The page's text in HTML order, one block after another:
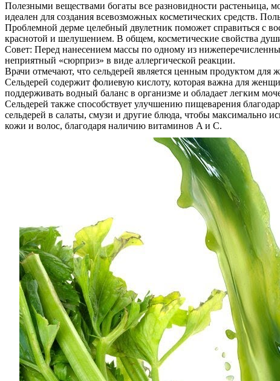
Полезными веществами богаты все разновидности растеньица,
идеален для создания всевозможных косметических средств.
Проблемной дерме целебный двулетник поможет справиться с
краснотой и шелушением. В общем, косметические свойства
Совет: Перед нанесением массы по одному из
неприятный «сюрприз» в виде аллергической реакции.
Врачи отмечают, что сельдерей является ценным продуктом
Сельдерей содержит фолиевую кислоту, которая важна для
поддерживать водный баланс в организме и обладает легким
Сельдерей также способствует улучшению пищеварения
сельдерей в салаты, смузи и другие блюда, чтобы максимально
кожи и волос, благодаря наличию витаминов A и C.